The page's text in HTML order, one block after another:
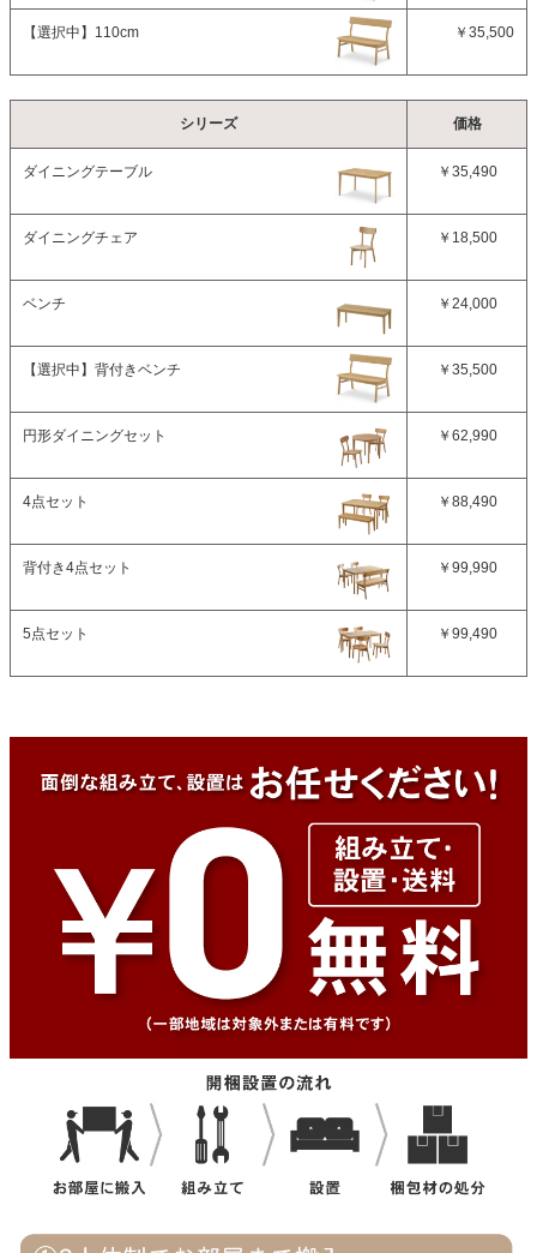
【選択中】 110cm ￥35,500
シリーズ 価格
ダイニングテーブル ￥35,490
ダイニングチェア ￥18,500
ベンチ ￥24,000
【選択中】 背付きベンチ ￥35,500
円形ダイニングセット ￥62,990
4点セット ￥88,490
背付き4点セット ￥99,990
5点セット ￥99,490